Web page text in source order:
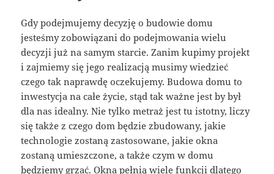
Gdy podejmujemy decyzję o budowie domu
jesteśmy zobowiązani do podejmowania wielu
decyzji już na samym starcie. Zanim kupimy projekt
i zajmiemy się jego realizacją musimy wiedzieć
czego tak naprawdę oczekujemy. Budowa domu to
inwestycja na całe życie, stąd tak ważne jest by był
dla nas idealny. Nie tylko metraż jest tu istotny, liczy
się także z czego dom będzie zbudowany, jakie
technologie zostaną zastosowane, jakie okna
zostaną umieszczone, a także czym w domu
będziemy grzać. Okna pełnią wiele funkcji dlatego